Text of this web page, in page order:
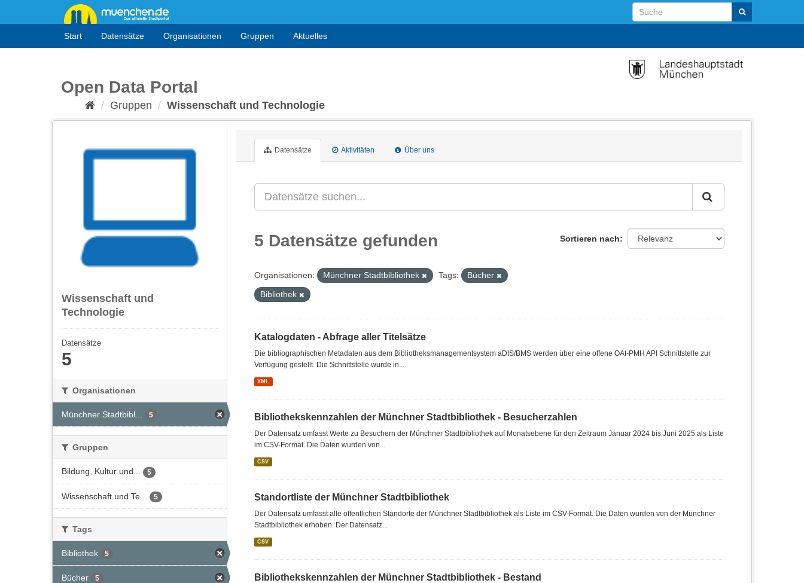
Start Datensätze Organisationen Gruppen Aktuelles
Open Data Portal
Gruppen Wissenschaft und Technologie
Wissenschaft und
Technologie
Datensätze
5
Organisationen
Münchner Stadtbibl... 5
Gruppen
Bildung, Kultur und... 5
Wissenschaft und Te... 5
Tags
Bibliothek 5
Bücher 5
Datensätze Aktivitäten Über uns
Sortieren nach
5 Datensätze gefunden
Organisationen: Münchner Stadtbibliothek Tags:
Bücher
Bibliothek
Katalogdaten - Abfrage aller Titelsätze
Die bibliographischen Metadaten aus dem Bibliotheksmanagementsystem aDIS/BMS werden über eine offene OAI-PMH API Schnittstelle zur
Verfügung gestellt. Die Schnittstelle wurde in...
XML
Bibliothekskennzahlen der Münchner Stadtbibliothek - Besucherzahlen
Der Datensatz umfasst Werte zu Besuchern der Münchner Stadtbibliothek auf Monatsebene für den Zeitraum Januar 2024 bis Juni 2025 als Liste
im CSV-Format. Die Daten wurden von...
CSV
Standortliste der Münchner Stadtbibliothek
Der Datensatz umfasst alle öffentlichen Standorte der Münchner Stadtbibliothek als Liste im CSV-Format. Die Daten wurden von der Münchner
Stadtbibliothek erhoben. Der Datensatz...
CSV
Bibliothekskennzahlen der Münchner Stadtbibliothek - Bestand